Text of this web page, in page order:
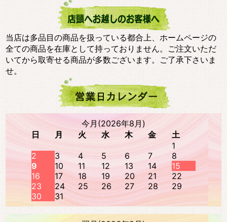
当店は多品目の商品を扱っている都合上、ホームページの
全ての商品を在庫として持っておりません。ご注文いただ
いてから取寄せる商品が多数ございます。ご了承下さいま
せ。
今月(2026年8月)
日
月 火 水 木 金
土
1
2
3 4 5 6 7
8
9
10 11 12 13 14
15
16
17 18 19 20 21
22
23
24 25 26 27 28
29
30
31